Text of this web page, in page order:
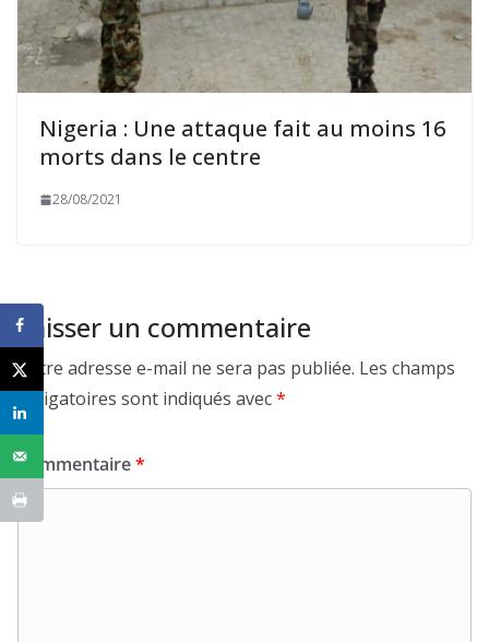
Nigeria : Une attaque fait au moins 16
morts dans le centre
28/08/2021
Laisser un commentaire
Votre adresse e-mail ne sera pas publiée. Les champs
obligatoires sont indiqués avec*
Commentaire*